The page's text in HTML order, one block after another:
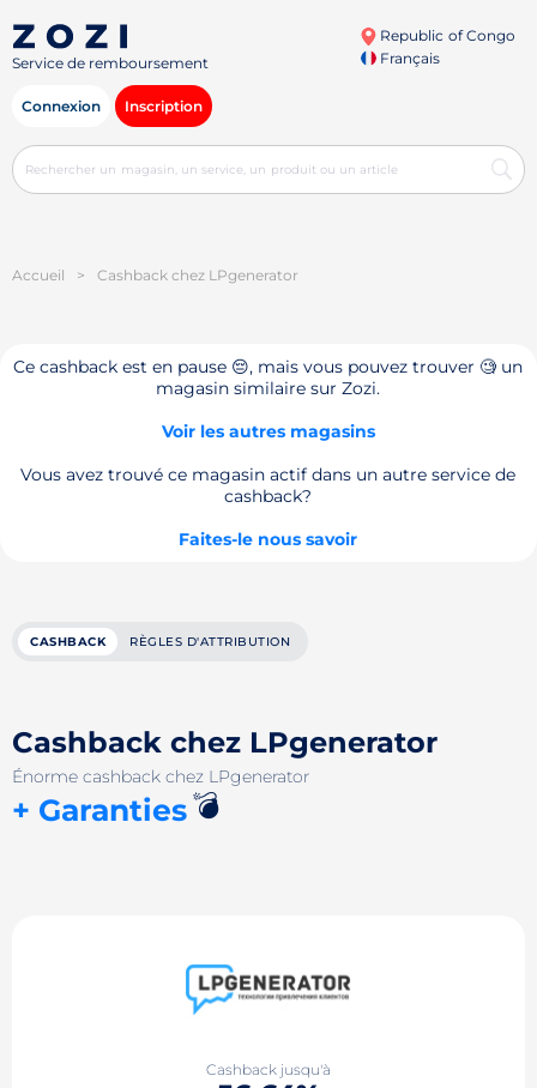
Service de remboursement
Republic of Congo
Français
Connexion Inscription
Accueil > Cashback chez LPgenerator
Ce cashback est en pause 😔, mais vous pouvez trouver 🧐 un
magasin similaire sur Zozi.
Voir les autres magasins
Vous avez trouvé ce magasin actif dans un autre service de
cashback?
Faites-le nous savoir
CASHBACK RÈGLES D'ATTRIBUTION
Cashback chez LPgenerator
Énorme cashback chez LPgenerator
+ Garanties💣
Cashback jusqu'à